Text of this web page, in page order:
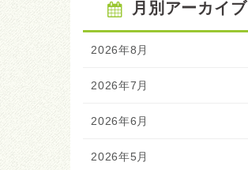
月別アーカイブ
2026年8月
2026年7月
2026年6月
2026年5月